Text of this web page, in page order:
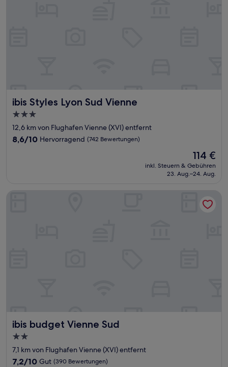
ibis Styles Lyon Sud Vienne
ibis Styles Lyon Sud Vienne
3.0-
Sterne-
Unterkunft
12,6 km von Flughafen Vienne (XVI) entfernt
8.6
8,6/10 Hervorragend (742 Bewertungen)
Der
Preis
beträgt
114 €
inkl. Steuern & Gebühren
23. Aug.–24. Aug.
ibis budget Vienne Sud
ibis budget Vienne Sud
2.0-
Sterne-
Unterkunft
7,1 km von Flughafen Vienne (XVI) entfernt
7.2
7,2/10 Gut (390 Bewertungen)